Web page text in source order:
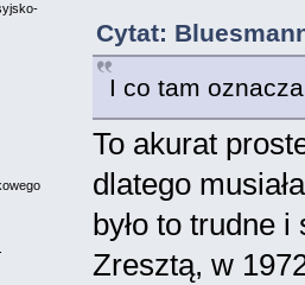
Cytat:
I co tam
To akurat
dlatego
było to trudne
Zresztą, w